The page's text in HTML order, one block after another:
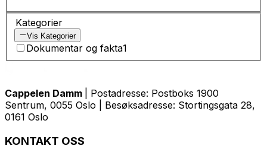
Kategorier
Vis Kategorier
Dokumentar og fakta1
Cappelen Damm
| Postadresse: Postboks 1900
Sentrum, 0055 Oslo | Besøksadresse: Stortingsgata 28,
0161 Oslo
KONTAKT OSS